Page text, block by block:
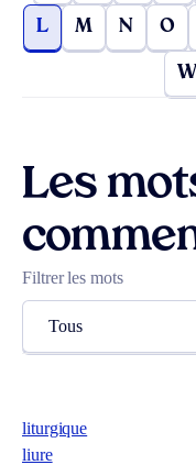
L M N O
W
Les
Filtrer les mots
Tous
liturgique
liure